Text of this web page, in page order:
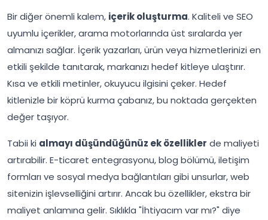
Bir diğer önemli kalem, içerik oluşturma. Kaliteli ve SEO
uyumlu içerikler, arama motorlarında üst sıralarda yer
almanızı sağlar. İçerik yazarları, ürün veya hizmetlerinizi en
etkili şekilde tanıtarak, markanızı hedef kitleye ulaştırır.
Kısa ve etkili metinler, okuyucu ilgisini çeker. Hedef
kitlenizle bir köprü kurma çabanız, bu noktada gerçekten
değer taşıyor.
Tabii ki almayı düşündüğünüz ek özellikler de maliyeti
artırabilir. E-ticaret entegrasyonu, blog bölümü, iletişim
formları ve sosyal medya bağlantıları gibi unsurlar, web
sitenizin işlevselliğini artırır. Ancak bu özellikler, ekstra bir
maliyet anlamına gelir. Sıklıkla "İhtiyacım var mı?" diye